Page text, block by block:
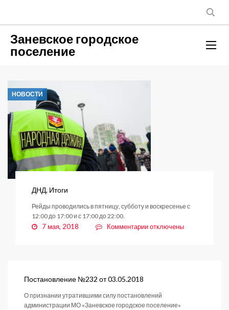
Заневское городское
поселение
НОВОСТИ
ДНД. Итоги
Рейды проводились в пятницу, субботу и воскресенье с
12:00 до 17:00 и с 17:00 до 22:00.
7 мая, 2018 Комментариикотключены
Постановление №232 от 03.05.2018
О признании утратившими силу постановлений
администрации МО «Заневское городское поселение»